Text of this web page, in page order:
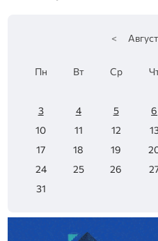
< Август
Пн Вт Ср
3
4 5 6
10
11 12
17
18 19
24
25 26
31